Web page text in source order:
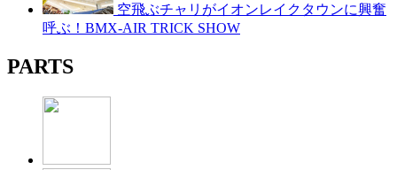
空飛ぶチャリがイオンレイクタウンに興奮
呼ぶ！BMX-AIR TRICK SHOW
PARTS